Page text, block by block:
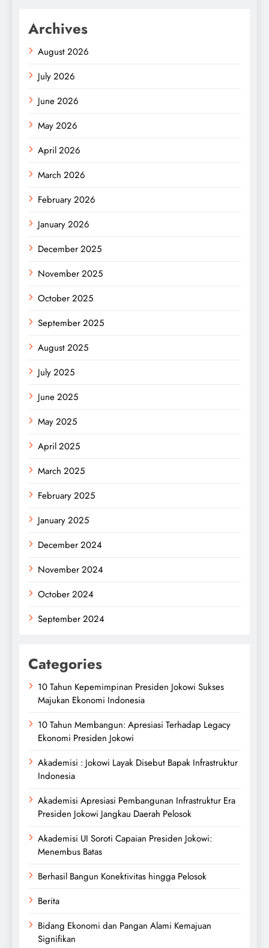
Archives
August 2026
July 2026
June 2026
May 2026
April 2026
March 2026
February 2026
January 2026
December 2025
November 2025
October 2025
September 2025
August 2025
July 2025
June 2025
May 2025
April 2025
March 2025
February 2025
January 2025
December 2024
November 2024
October 2024
September 2024
Categories
10 Tahun Kepemimpinan Presiden Jokowi Sukses
Majukan Ekonomi Indonesia
10 Tahun Membangun: Apresiasi Terhadap Legacy
Ekonomi Presiden Jokowi
Akademisi : Jokowi Layak Disebut Bapak Infrastruktur
Indonesia
Akademisi Apresiasi Pembangunan Infrastruktur Era
Presiden Jokowi Jangkau Daerah Pelosok
Akademisi UI Soroti Capaian Presiden Jokowi:
Menembus Batas
Berhasil Bangun Konektivitas hingga Pelosok
Berita
Bidang Ekonomi dan Pangan Alami Kemajuan
Signifikan